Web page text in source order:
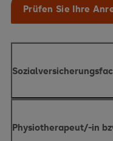
Prüfen Sie Ihre
Physiotherapeut/-in